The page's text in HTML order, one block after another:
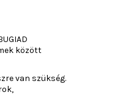
között
van szükség.